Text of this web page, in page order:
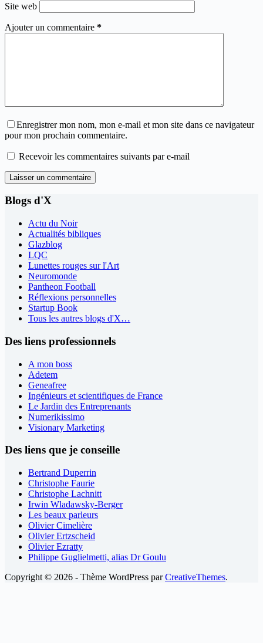
Site web
Ajouter un commentaire *
Enregistrer mon nom, mon e-mail et mon site dans ce navigateur
pour mon prochain commentaire.
Recevoir les commentaires suivants par e-mail
Laisser un commentaire
Blogs d'X
Actu du Noir
Actualités bibliques
Glazblog
LQC
Lunettes rouges sur l'Art
Neuromonde
Pantheon Football
Réflexions personnelles
Startup Book
Tous les autres blogs d'X…
Des liens professionnels
A mon boss
Adetem
Geneafree
Ingénieurs et scientifiques de France
Le Jardin des Entreprenants
Numerikissimo
Visionary Marketing
Des liens que je conseille
Bertrand Duperrin
Christophe Faurie
Christophe Lachnitt
Irwin Wladawsky-Berger
Les beaux parleurs
Olivier Cimelière
Olivier Ertzscheid
Olivier Ezratty
Philippe Guglielmetti, alias Dr Goulu
Copyright © 2026 - Thème WordPress parCreativeThemes.